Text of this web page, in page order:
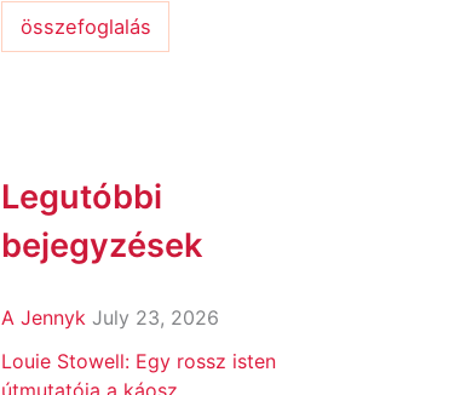
összefoglalás
Legutóbbi
bejegyzések
A Jennyk July 23, 2026
Louie Stowell: Egy ​rossz isten